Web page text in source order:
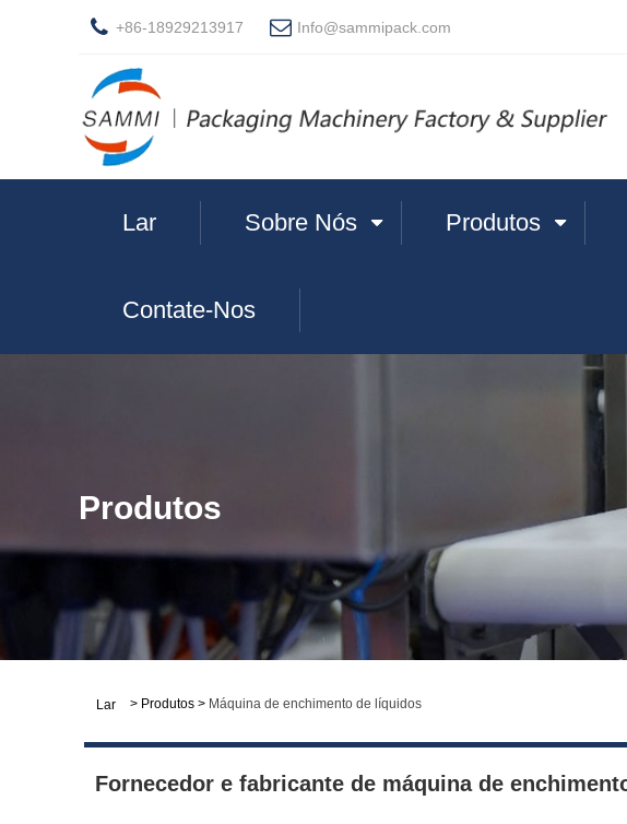
+86-18929213917 Info@sammipack.com
Lar Sobre Nós Produtos
Contate-Nos
Produtos
Lar > Produtos > Máquina de enchimento de líquidos
Fornecedor e fabricante de máquina de